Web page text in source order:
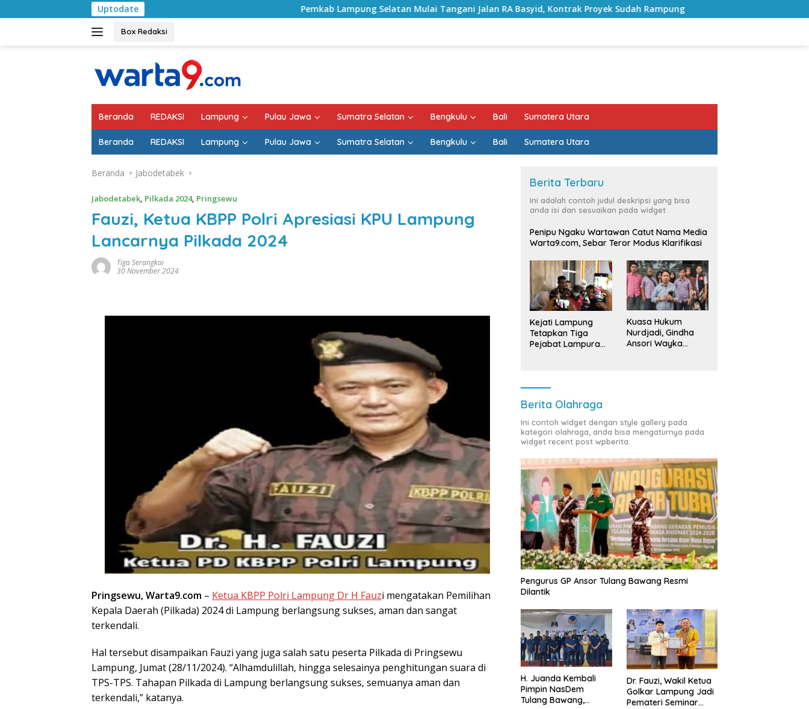
ke
Uptodate Pemkab Lampung Selatan Mulai Tangani Jalan RA Basyid, Kontrak Proyek Sudah Rampung Bulan Kemerdekaan, Bupati Lampung
Box Redaksi
Beranda REDAKSI Lampung Pulau Jawa Sumatra Selatan Bengkulu Bali Sumatera Utara
Beranda REDAKSI Lampung Pulau Jawa Sumatra Selatan Bengkulu Bali Sumatera Utara
Beranda Jabodetabek
Jabodetabek, Pilkada 2024, Pringsewu
Fauzi, Ketua KBPP Polri Apresiasi KPU Lampung
Lancarnya Pilkada 2024
Tiga Serangkai
30 November 2024
Pringsewu, Warta9.com – Ketua KBPP Polri Lampung Dr H Fauzi mengatakan Pemilihan
Kepala Daerah (Pilkada) 2024 di Lampung berlangsung sukses, aman dan sangat
terkendali.
Hal tersebut disampaikan Fauzi yang juga salah satu peserta Pilkada di Pringsewu
Lampung, Jumat (28/11/2024). “Alhamdulillah, hingga selesainya penghitungan suara di
TPS-TPS. Tahapan Pilkada di Lampung berlangsung sukses, semuanya aman dan
terkendali,” katanya.
Berita Terbaru
Ini adalah contoh judul deskripsi yang bisa
anda isi dan sesuaikan pada widget
Penipu Ngaku Wartawan Catut Nama Media
Warta9.com, Sebar Teror Modus Klarifikasi
Kejati Lampung
Tetapkan Tiga
Pejabat Lampura
Kuasa Hukum
Nurdjadi, Gindha
Ansori Wayka
Berita Olahraga
Ini contoh widget dengan style gallery pada
kategori olahraga, anda bisa mengaturnya pada
widget recent post wpberita.
Pengurus GP Ansor Tulang Bawang Resmi
Dilantik
H. Juanda Kembali
Pimpin NasDem
Tulang Bawang,
Dr. Fauzi, Wakil Ketua
Golkar Lampung Jadi
Pemateri Seminar